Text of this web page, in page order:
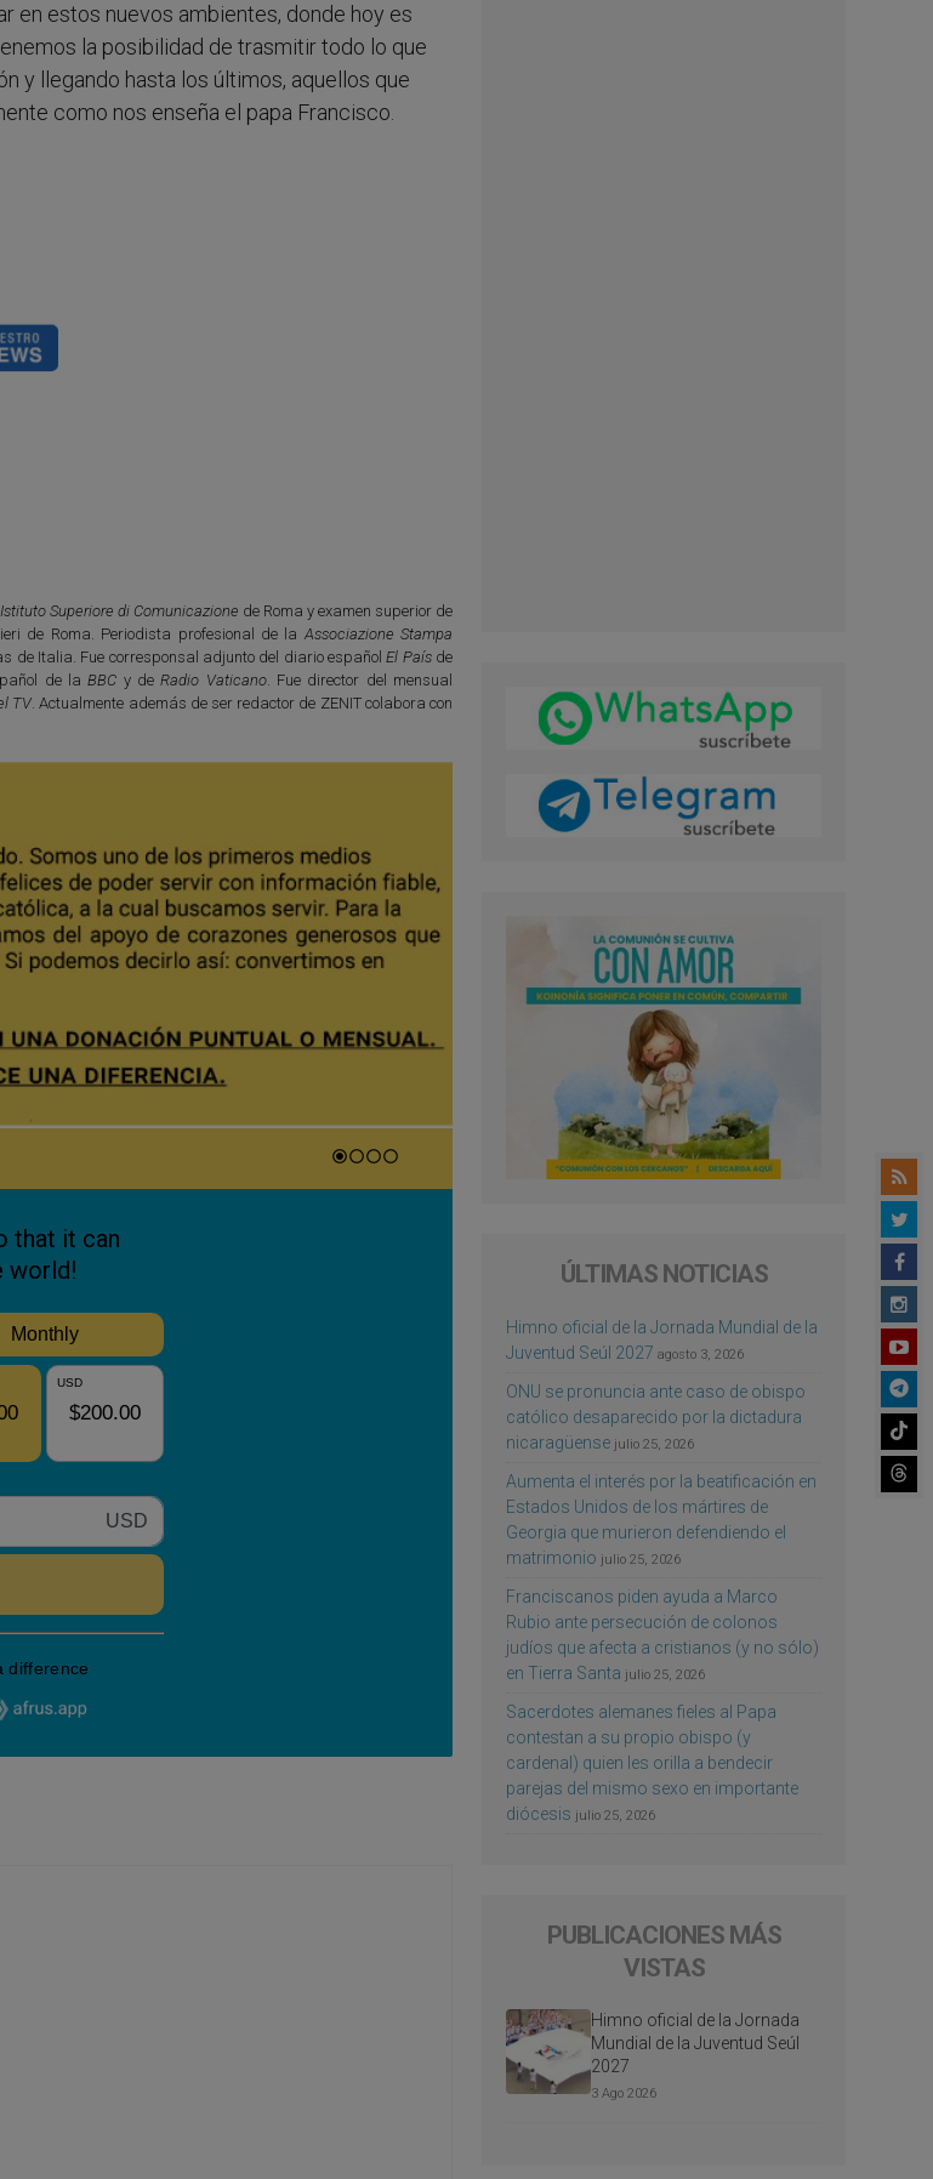
en estos nuevos ambientes, donde hoy es
la posibilidad de trasmitir todo lo que
y llegando hasta los últimos, aquellos que
como nos enseña el papa Francisco.
Istituto Superiore di Comunicazione de Roma y examen superior de
de Roma. Periodista profesional de la Associazione Stampa
de Italia. Fue corresponsal adjunto del diario españolEl Paísde
de laBBC y deRadio Vaticano. Fue director del mensual
TV. Actualmente además de ser redactor de ZENIT colabora con
ÚLTIMAS NOTICIAS
Himno oficial de la Jornada Mundial de la
Juventud Seúl 2027 agosto 3, 2026
ONU se pronuncia ante caso de obispo
católico desaparecido por la dictadura
nicaragüense julio 25, 2026
Aumenta el interés por la beatificación en
Estados Unidos de los mártires de
Georgia que murieron defendiendo el
matrimonio julio 25, 2026
Franciscanos piden ayuda a Marco
Rubio ante persecución de colonos
judíos que afecta a cristianos (y no sólo)
en Tierra Santa julio 25, 2026
Sacerdotes alemanes fieles al Papa
contestan a su propio obispo (y
cardenal) quien les orilla a bendecir
parejas del mismo sexo en importante
diócesis julio 25, 2026
PUBLICACIONES MÁS
VISTAS
Himno oficial de la Jornada
Mundial de la Juventud Seúl
2027
3 Ago 2026